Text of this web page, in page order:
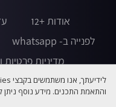
אודות +12
לפנייה ב- whatsapp
מדיניות פרטיות
והתאמת התכנים. מידע נוסף ניתן